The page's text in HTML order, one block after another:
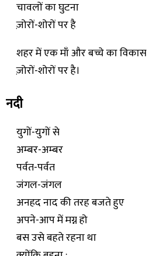
चावलों का घुटना
ज़ोरों-शोरों पर है
शहर में एक माँ और बच्चे का विकास
ज़ोरों-शोरों पर है।
नदी
युगों-युगों से
अम्बर-अम्बर
पर्वत-पर्वत
जंगल-जंगल
अनहद नाद की तरह बजते हुए
अपने-आप में मग्न हो
बस उसे बहते रहना था